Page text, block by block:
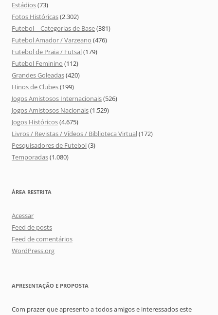
Estádios(73)
Fotos Históricas(2.302)
Futebol – Categorias de Base(381)
Futebol Amador / Varzeano (476)
Futebol de Praia / Futsal(179)
Futebol Feminino (112)
Grandes Goleadas(420)
Hinos de Clubes(199)
Jogos Amistosos Internacionais(526)
Jogos Amistosos Nacionais(1.529)
Jogos Históricos(4.675)
Livros / Revistas / Vídeos / Biblioteca Virtual(172)
Pesquisadores de Futebol(3)
Temporadas(1.080)
ÁREA RESTRITA
Acessar
Feed de posts
Feed de comentários
WordPress.org
APRESENTAÇÃO E PROPOSTA
Com prazer que apresento a todos amigos e interessados este